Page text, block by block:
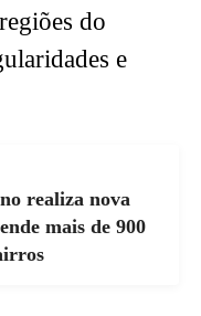
do
e
realiza nova
mais de 900